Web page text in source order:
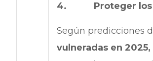
4. Proteger los
Según predicciones
vulneradas en 2025,